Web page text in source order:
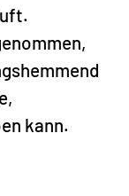
kann.